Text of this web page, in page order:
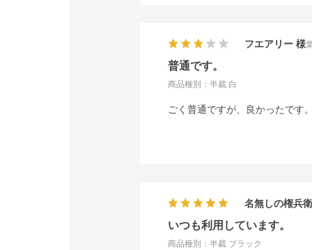
普通です。
商品種別：半裁 白
フエアリー
ごく普通ですが、良かったです
いつも利用しています。
商品種別：半裁 ブラック
名無しの権兵